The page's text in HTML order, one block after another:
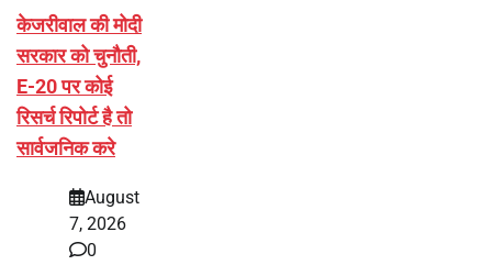
केजरीवाल की मोदी
सरकार को चुनौती,
E-20 पर कोई
रिसर्च रिपोर्ट है तो
सार्वजनिक करे
August
7, 2026
0